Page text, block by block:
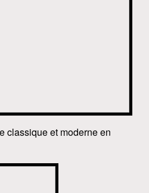
classique et moderne en